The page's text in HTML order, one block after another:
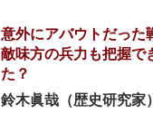
意外にアバウトだった
敵味方の兵力も把握で
た？
鈴木眞哉（歴史研究家）